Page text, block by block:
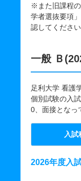
※また旧課程
学者選抜要項
認してください
一般 Ｂ
足利大学 看護
個別試験の入
0、面接となっ
入試
2026年度入